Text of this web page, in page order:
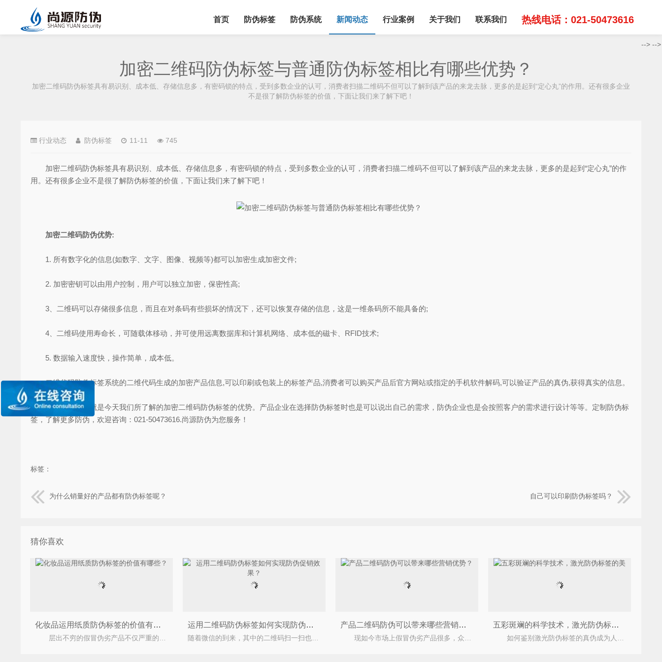
首页 防伪标签 防伪系统 新闻动态 行业案例 关于我们 联系我们 热线电话：021-50473616
加密二维码防伪标签与普通防伪标签相比有哪些优势？
加密二维码防伪标签具有易识别、成本低、存储信息多，有密码锁的特点，受到多数企业的认可，消费者扫描二维码不但可以了解到该产品的来龙去脉，更多的是起到“定心丸”的作用。还有很多企业
不是很了解防伪标签的价值，下面让我们来了解下吧！
行业动态 防伪标签 11-11 745
加密二维码防伪标签具有易识别、成本低、存储信息多，有密码锁的特点，受到多数企业的认可，消费者扫描二维码不但可以了解到该产品的来龙去脉，更多的是起到“定心丸”的作
用。还有很多企业不是很了解防伪标签的价值，下面让我们来了解下吧！
加密二维码防伪优势:
1. 所有数字化的信息(如数字、文字、图像、视频等)都可以加密生成加密文件;
2. 加密密钥可以由用户控制，用户可以独立加密，保密性高;
3、二维码可以存储很多信息，而且在对条码有些损坏的情况下，还可以恢复存储的信息，这是一维条码所不能具备的;
4、二维码使用寿命长，可随载体移动，并可使用远离数据库和计算机网络、成本低的磁卡、RFID技术;
5. 数据输入速度快，操作简单，成本低。
二维代码防伪标签系统的二维代码生成的加密产品信息,可以印刷或包装上的标签产品,消费者可以购买产品后官方网站或指定的手机软件解码,可以验证产品的真伪,获得真实的信息。
以上这些内容就是今天我们所了解的加密二维码防伪标签的优势。产品企业在选择防伪标签时也是可以说出自己的需求，防伪企业也是会按照客户的需求进行设计等等。定制防伪标
签，了解更多防伪，欢迎咨询：021-50473616.尚源防伪为您服务！
标签：
为什么销量好的产品都有防伪标签呢？ 自己可以印刷防伪标签吗？
猜你喜欢
化妆品运用纸质防伪标签的价值有哪些？
层出不穷的假冒伪劣产品不仅严重的损害了企业品牌，还导致消费者对企业品牌失去信心，为此很多企
运用二维码防伪标签如何实现防伪促销效果？
随着微信的到来，其中的二维码扫一扫也深入人心，消费者也利用扫一扫支付。另外，二维码的应用范围广泛
产品二维码防伪可以带来哪些营销优势？
现如今市场上假冒伪劣产品很多，众多行业也有着假冒伪劣的产品，很多产品不仅质量不能保证，还很贵
五彩斑斓的科学技术，激光防伪标签的美
如何鉴别激光防伪标签的真伪成为人们关注的焦点，以下泛色防伪介绍激光防伪标签的识别。对于激
--> -->